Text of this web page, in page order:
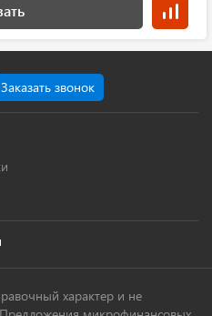
Заказать звонок
характер и не